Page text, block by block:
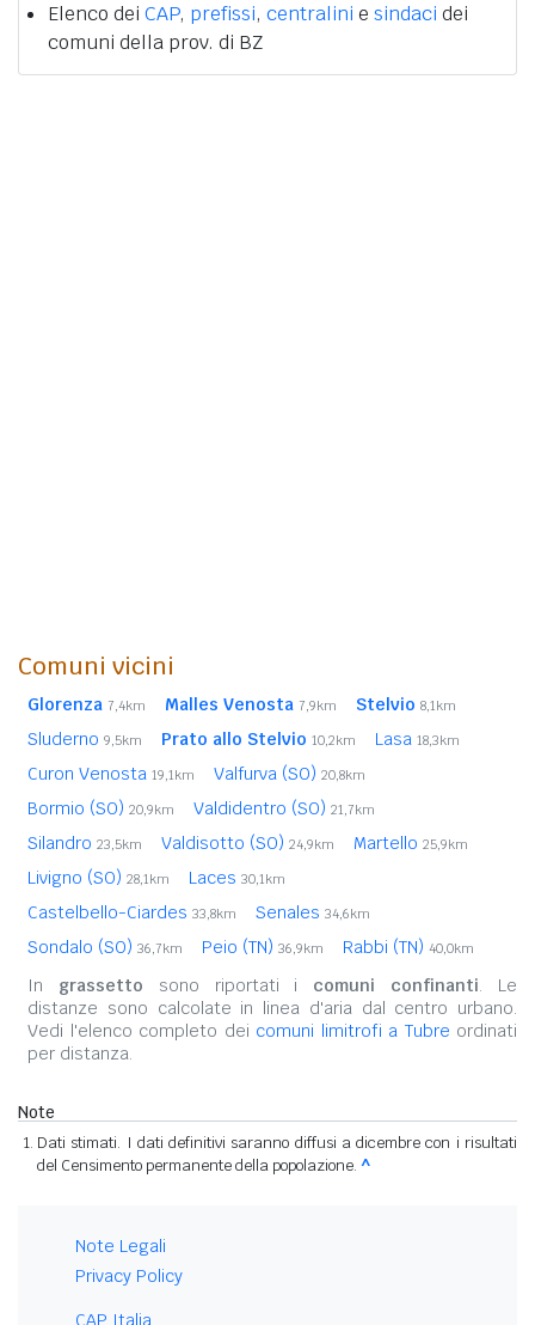
Elenco dei CAP, prefissi, centralini e sindaci dei
comuni della prov. di BZ
Comuni vicini
Glorenza 7,4km Malles Venosta 7,9km Stelvio 8,1km
Sluderno 9,5km Prato allo Stelvio 10,2km Lasa 18,3km
Curon Venosta 19,1km Valfurva (SO) 20,8km
Bormio (SO) 20,9km Valdidentro (SO) 21,7km
Silandro 23,5km Valdisotto (SO) 24,9km Martello 25,9km
Livigno (SO) 28,1km Laces 30,1km
Castelbello-Ciardes 33,8km Senales 34,6km
Sondalo (SO) 36,7km Peio (TN) 36,9km Rabbi (TN) 40,0km
In grassetto sono riportati i comuni confinanti. Le
distanze sono calcolate in linea d'aria dal centro urbano.
Vedi l'elenco completo dei comuni limitrofi a Tubre ordinati
per distanza.
Note
Dati stimati. I dati definitivi saranno diffusi a dicembre con i risultati
del Censimento permanente della popolazione. ^
Note Legali
Privacy Policy
CAP Italia